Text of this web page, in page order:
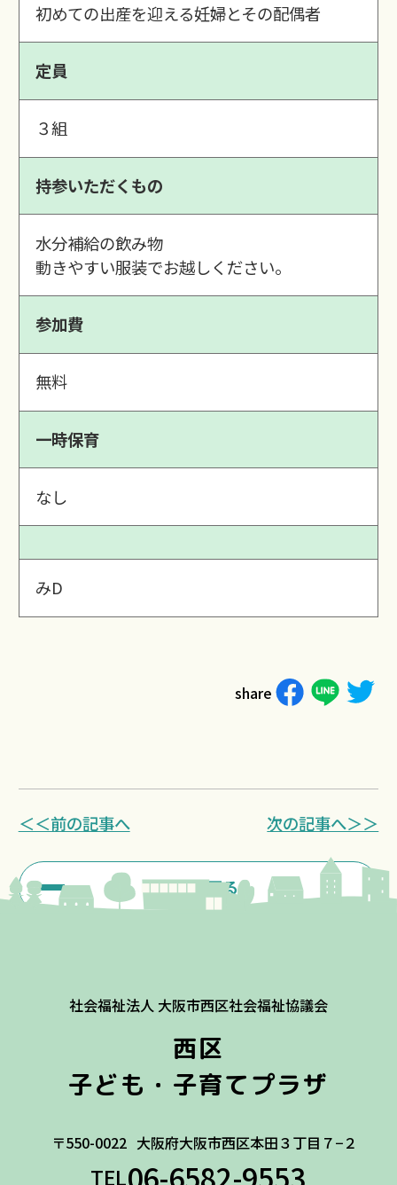
初めての出産を迎える妊婦とその配偶者
定員
３組
持参いただくもの
水分補給の飲み物
動きやすい服装でお越しください。
参加費
無料
一時保育
なし
みD
share
＜＜前の記事へ
一覧に戻る
次の記事へ＞＞
社会福祉法人 大阪市西区社会福祉協議会
西区
子ども・子育てプラザ
〒550-0022 大阪府大阪市西区本田３丁目７−２
TEL